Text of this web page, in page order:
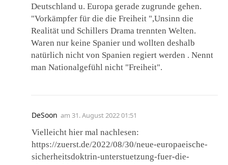
Deutschland u. Europa gerade zugrunde gehen.
"Vorkämpfer für die die Freiheit ",Unsinn die
Realität und Schillers Drama trennten Welten.
Waren nur keine Spanier und wollten deshalb
natürlich nicht von Spanien regiert werden . Nennt
man Nationalgefühl nicht "Freiheit".
DeSoon am 31. August 2022 01:51
Vielleicht hier mal nachlesen:
https://zuerst.de/2022/08/30/neue-europaeische-
sicherheitsdoktrin-unterstuetzung-fuer-die-